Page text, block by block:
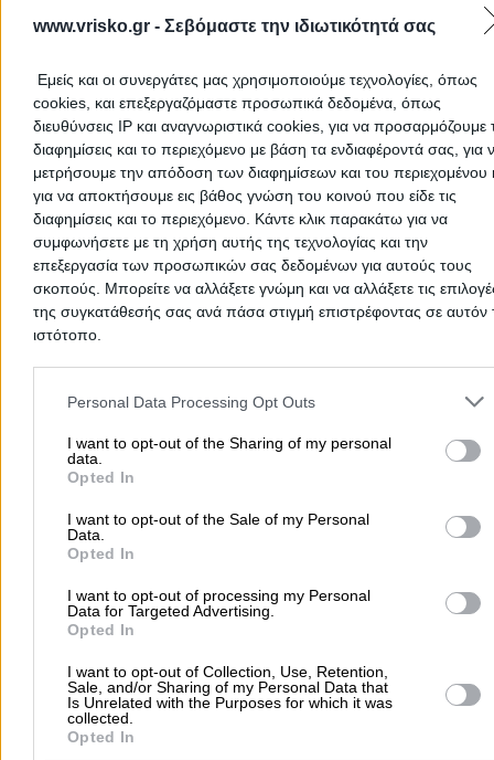
www.vrisko.gr - Σεβόμαστε την ιδιωτικότητά σας
Εμείς και οι συνεργάτες μας χρησιμοποιούμε τεχνολογίες, όπως
cookies, και επεξεργαζόμαστε προσωπικά δεδομένα, όπως
διευθύνσεις IP και αναγνωριστικά cookies, για να προσαρμόζουμε
διαφημίσεις και το περιεχόμενο με βάση τα ενδιαφέροντά σας, για
μετρήσουμε την απόδοση των διαφημίσεων και του περιεχομένου
για να αποκτήσουμε εις βάθος γνώση του κοινού που είδε τις
διαφημίσεις και το περιεχόμενο. Κάντε κλικ παρακάτω για να
συμφωνήσετε με τη χρήση αυτής της τεχνολογίας και την
επεξεργασία των προσωπικών σας δεδομένων για αυτούς τους
σκοπούς. Μπορείτε να αλλάξετε γνώμη και να αλλάξετε τις
της συγκατάθεσής σας ανά πάσα στιγμή επιστρέφοντας σε αυτόν
ιστότοπο.
Please note that this website/app uses one or more Google
and may gather and store information including but not limited to
to Google and its third-party tags to use your data for below
purposes in below Google consent section.
Personal Data Processing Opt Outs
I want to opt-out of the Sharing of my personal
data.
Opted In
I want to opt-out of the Sale of my Personal
Data.
Opted In
I want to opt-out of processing my Personal
Data for Targeted Advertising.
Opted In
I want to opt-out of Collection, Use, Retention,
Sale, and/or Sharing of my Personal Data that
Is Unrelated with the Purposes for which it was
collected.
Opted In
Λύκεια Κεφαλονιά
Λύκεια
Αρχική > Νομός ΚΕΦΑΛΛΗΝΙΑΣ > Ιθάκη > Λύκεια
Δημοφιλείς Αναζητήσεις
Μετακομίσεις & Μεταφορές Κλειδιά & Κλειδαριές
Υδραυλικοί - Υδραυλικές Εγκαταστάσεις
περισσότερα >>
Θεσσαλονίκη
Περιστέρι
Πειραιάς Κέρκυρα Χανιά Καλαμάτα
περισσότερα >>
Χρήσιμα Σήμερα
Εφημερίες Φαρμακείων
Τιμές Καυσίμων